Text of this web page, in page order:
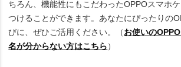
ちろん、機能性にもこだわったOPPOスマホ
つけることができます。あなたにぴったりの
びに、ぜひご活用ください。（お使いの
名が分からない方はこちら）